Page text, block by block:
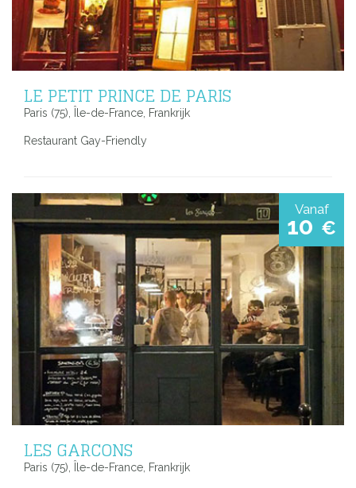
LE PETIT PRINCE DE PARIS
Paris (75), Île-de-France, Frankrijk
Restaurant Gay-Friendly
Vanaf
10 €
LES GARCONS
Paris (75), Île-de-France, Frankrijk